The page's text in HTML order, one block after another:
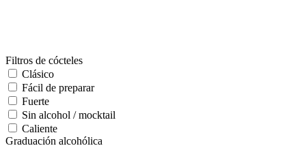
Filtros de cócteles
Clásico
Fácil de preparar
Fuerte
Sin alcohol / mocktail
Caliente
Graduación alcohólica